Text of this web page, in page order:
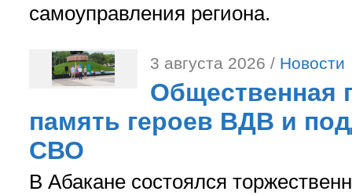
самоуправления региона.
3 августа 2026 / Новости
Общественная
память героев ВДВ и
СВО
В Абакане состоялся